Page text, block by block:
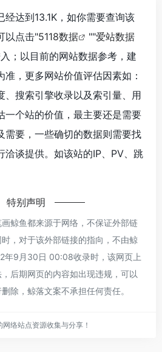
经达到13.1K，如你需要查询该
以点击"5118数据 ""爱站数据
；以目前的网站数据参考，建
，更多网站价值评估因素如：
、搜索引擎收录以及索引量、用
一个站的价值，最主要还是需要
需要，一些确切的数据则需要找
洽谈提供。如该站的IP、PV、跳
特别声明
鲸鱼都来源于网络，不保证外部链
，对于该外部链接的指向，不由鲸
年9月30日 00:08收录时，该网页上
后期网页的内容如出现违规，可以
除，鲸落文案不承担任何责任。
络站点资源收集与分享！